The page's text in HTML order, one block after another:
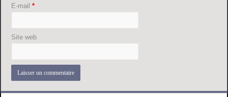
E-mail*
Site web